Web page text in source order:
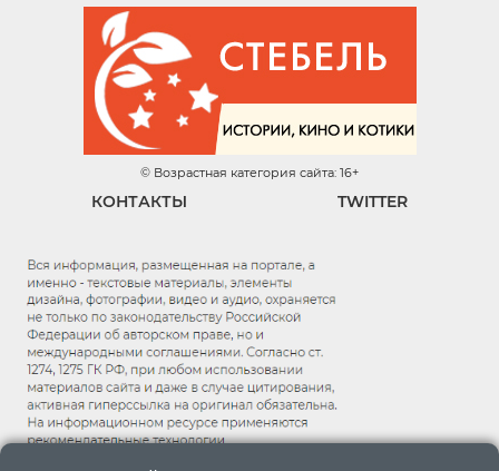
© Возрастная категория сайта: 16+
КОНТАКТЫ TWITTER